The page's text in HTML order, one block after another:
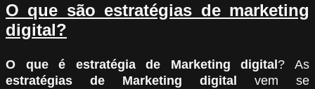
O que são estratégias de marketing
digital?
O que é estratégia de Marketing digital? As
estratégias de Marketing digital vem se